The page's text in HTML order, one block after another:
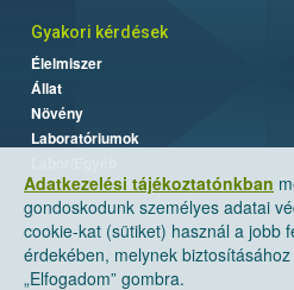
Adatkezelési tájékoztatónkban
gondoskodunk személyes adatai
cookie-kat (sütiket) használ a jobb
érdekében, melynek
„Elfogadom” gombra.
Gyakori kérdések
Élelmiszer
Állat
Növény
Laboratóriumok